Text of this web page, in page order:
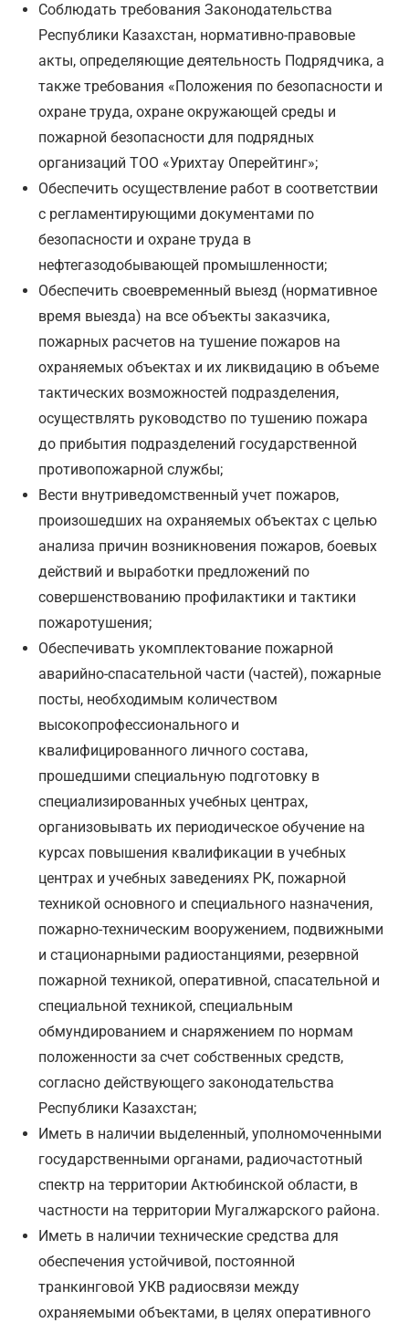
Соблюдать требования Законодательства
Республики Казахстан, нормативно-правовые
акты, определяющие деятельность Подрядчика, а
также требования «Положения по безопасности и
охране труда, охране окружающей среды и
пожарной безопасности для подрядных
организаций ТОО «Урихтау Оперейтинг»;
Обеспечить осуществление работ в соответствии
с регламентирующими документами по
безопасности и охране труда в
нефтегазодобывающей промышленности;
Обеспечить своевременный выезд (нормативное
время выезда) на все объекты заказчика,
пожарных расчетов на тушение пожаров на
охраняемых объектах и их ликвидацию в объеме
тактических возможностей подразделения,
осуществлять руководство по тушению пожара
до прибытия подразделений государственной
противопожарной службы;
Вести внутриведомственный учет пожаров,
произошедших на охраняемых объектах с целью
анализа причин возникновения пожаров, боевых
действий и выработки предложений по
совершенствованию профилактики и тактики
пожаротушения;
Обеспечивать укомплектование пожарной
аварийно-спасательной части (частей), пожарные
посты, необходимым количеством
высокопрофессионального и
квалифицированного личного состава,
прошедшими специальную подготовку в
специализированных учебных центрах,
организовывать их периодическое обучение на
курсах повышения квалификации в учебных
центрах и учебных заведениях РК, пожарной
техникой основного и специального назначения,
пожарно-техническим вооружением, подвижными
и стационарными радиостанциями, резервной
пожарной техникой, оперативной, спасательной и
специальной техникой, специальным
обмундированием и снаряжением по нормам
положенности за счет собственных средств,
согласно действующего законодательства
Республики Казахстан;
Иметь в наличии выделенный, уполномоченными
государственными органами, радиочастотный
спектр на территории Актюбинской области, в
частности на территории Мугалжарского района.
Иметь в наличии технические средства для
обеспечения устойчивой, постоянной
транкинговой УКВ радиосвязи между
охраняемыми объектами, в целях оперативного